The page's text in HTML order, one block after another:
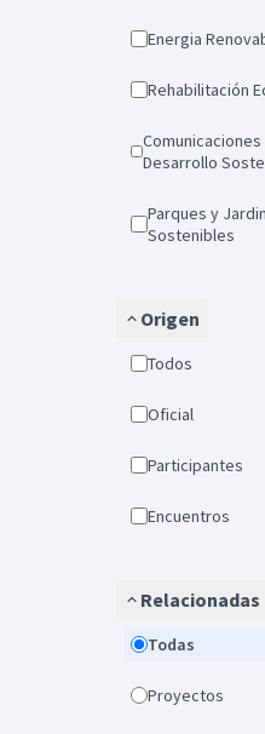
Energia
Rehabilitación
Comunicaciones para un
Desarrollo
Parques y Jardines
Sostenibles
Origen
Todos
Oficial
Participantes
Encuentros
Relacionadas
Todas
Proyectos